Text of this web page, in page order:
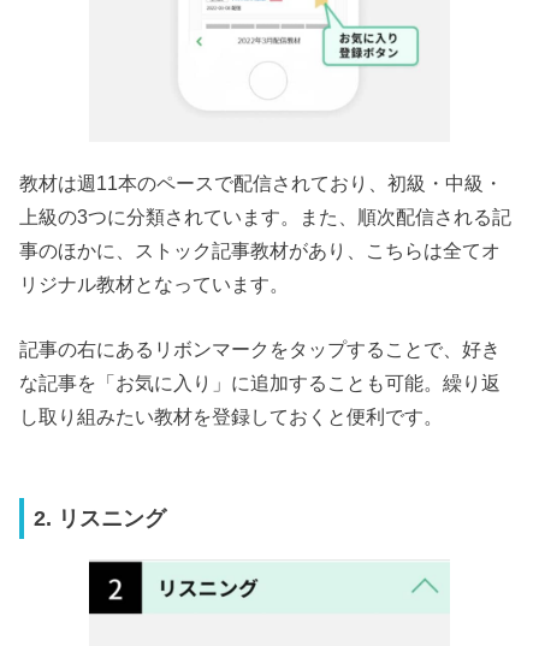
教材は週11本のペースで配信されており、初級・中級・
上級の3つに分類されています。また、順次配信される記
事のほかに、ストック記事教材があり、こちらは全てオ
リジナル教材となっています。
記事の右にあるリボンマークをタップすることで、好き
な記事を「お気に入り」に追加することも可能。繰り返
し取り組みたい教材を登録しておくと便利です。
2. リスニング